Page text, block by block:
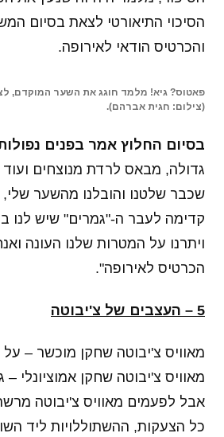
הסיכוי התיאורטי לצאת בסיום
והכרטיס הודאי לאירופה.
פאטוס? גיא! מלמד חוגג את השער המוקדם,
(צילום: חגית אברהם).
בסיום החלוץ אמר בפנים
גדולה, מבאס לרדת מנוצחים
שכבר שלטנו והובלנו מהשער
קדימה לעבר ה-"גמרים" שיש לנו
ויתרנו על המטרות שלנו העונה
הכרטיס לאירופה".
5 – העצבים של צ'יבוטה
מאוויס צ'יבוטה שחקן מוכשר – על
מאוויס צ'יבוטה שחקן אמוציונלי –
אבל לפעמים מאוויס צ'יבוטה
כל הצעקות, ההשתוללויות ליד